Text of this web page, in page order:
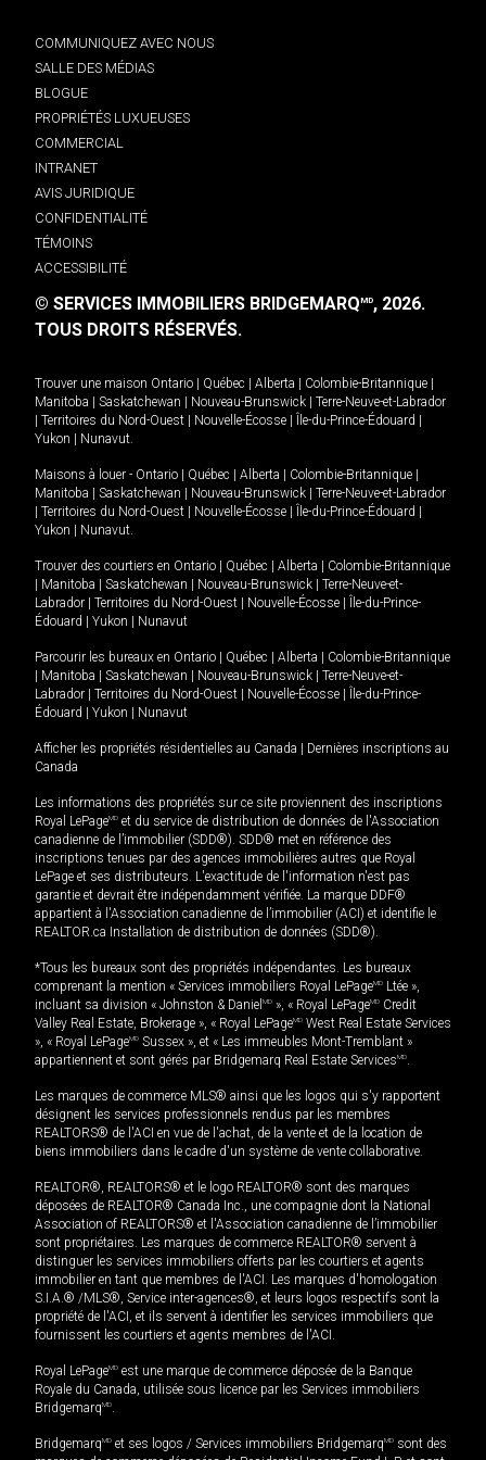
COMMUNIQUEZ AVEC NOUS
SALLE DES MÉDIAS
BLOGUE
PROPRIÉTÉS LUXUEUSES
COMMERCIAL
INTRANET
AVIS JURIDIQUE
CONFIDENTIALITÉ
TÉMOINS
ACCESSIBILITÉ
© SERVICES IMMOBILIERS BRIDGEMARQMD, 2026.
TOUS DROITS RÉSERVÉS.
Trouver une maison Ontario Québec Alberta Colombie-Britannique
Manitoba
Saskatchewan Nouveau-Brunswick
Terre-Neuve-et-Labrador
Territoires du Nord-Ouest Nouvelle-Écosse Île-du-Prince-Édouard
Yukon
Nunavut.
Maisons à louer - Ontario Québec Alberta Colombie-Britannique
Manitoba
Saskatchewan Nouveau-Brunswick
Terre-Neuve-et-Labrador
Territoires du Nord-Ouest Nouvelle-Écosse Île-du-Prince-Édouard
Yukon
Nunavut.
Trouver des courtiers en Ontario Québec Alberta
Colombie-Britannique
Manitoba Saskatchewan Nouveau-Brunswick
Terre-Neuve-et-
Labrador
Territoires du Nord-Ouest Nouvelle-Écosse
Île-du-Prince-
Édouard
Yukon Nunavut
Parcourir les bureaux en Ontario Québec Alberta
Colombie-Britannique
Manitoba Saskatchewan Nouveau-Brunswick
Terre-Neuve-et-
Labrador
Territoires du Nord-Ouest Nouvelle-Écosse
Île-du-Prince-
Édouard
Yukon Nunavut
Afficher les propriétés résidentielles au Canada
Dernières inscriptions au
Canada
Les informations des propriétés sur ce site proviennent des inscriptions
Royal LePageMD et du service de distribution de données de l'Association
canadienne de l’immobilier (SDD®). SDD® met en référence des
inscriptions tenues par des agences immobilières autres que Royal
LePage et ses distributeurs. L'exactitude de l'information n'est pas
garantie et devrait être indépendamment vérifiée. La marque DDF®
appartient à l'Association canadienne de l’immobilier (ACI) et identifie le
REALTOR.ca Installation de distribution de données (SDD®).
*Tous les bureaux sont des propriétés indépendantes. Les bureaux
comprenant la mention « Services immobiliers Royal LePageMD Ltée »,
incluant sa division « Johnston & Daniel MD », « Royal LePageMD Credit
Valley Real Estate, Brokerage », « Royal LePageMD West Real Estate Services
», « Royal LePageMD Sussex », et « Les immeubles Mont-Tremblant »
appartiennent et sont gérés par Bridgemarq Real Estate ServicesMD.
Les marques de commerce MLS® ainsi que les logos qui s'y rapportent
désignent les services professionnels rendus par les membres
REALTORS® de l'ACI en vue de l'achat, de la vente et de la location de
biens immobiliers dans le cadre d'un système de vente collaborative.
REALTOR®, REALTORS® et le logo REALTOR® sont des marques
déposées de REALTOR® Canada Inc., une compagnie dont la National
Association of REALTORS® et l'Association canadienne de l’immobilier
sont propriétaires. Les marques de commerce REALTOR® servent à
distinguer les services immobiliers offerts par les courtiers et agents
immobilier en tant que membres de l'ACI. Les marques d'homologation
S.I.A.® /MLS®, Service inter-agences®, et leurs logos respectifs sont la
propriété de l'ACI, et ils servent à identifier les services immobiliers que
fournissent les courtiers et agents membres de l'ACI.
Royal LePageMD est une marque de commerce déposée de la Banque
Royale du Canada, utilisée sous licence par les Services immobiliers
BridgemarqMD.
BridgemarqMD et ses logos / Services immobiliers BridgemarqMD sont des